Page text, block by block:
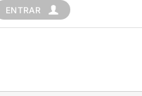
ENTRAR